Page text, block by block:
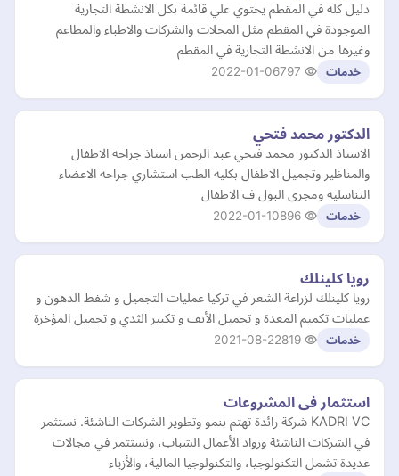
دليل كله في المقطم يحتوي علي قائمة بكل الانشطة التجارية
الموجودة في المقطم مثل المحلات والشركات والاطباء والمطاعم
وغيرها من الانشطة التجارية في المقطم
خدمات 2022-01-06
الدكتور محمد فتحي
الاستاذ الدكتور محمد فتحي عبد الرحمن استاذ جراحه الاطفال
والمناظير وتجميل الاطفال بكليه الطب استشاري جراحه الاعضاء
التناسليه ومجرى البول ف الاطفال
خدمات 2022-01-10
رويا كلينلك
رويا كلينلك لزراعة الشعر في تركيا عمليات التجميل و شفط الدهون و
عمليات تكميم المعدة و تجميل الأنف و تكبير الثدي و تجميل المؤخرة
خدمات 2021-08-22
استثمار فى المشروعات
KADRI VC شركة رائدة تهتم بنمو وتطوير الشركات الناشئة. نستثمر
في الشركات الناشئة ورواد الأعمال الشباب، ونستثمر في مجالات
عديدة تشمل التكنولوجيا، والتكنولوجيا المالية، والأزياء